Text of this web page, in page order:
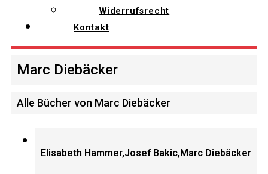
Widerrufsrecht
Kontakt
Marc Diebäcker
Alle Bücher von Marc Diebäcker
Elisabeth Hammer,Josef Bakic,Marc Diebäcker